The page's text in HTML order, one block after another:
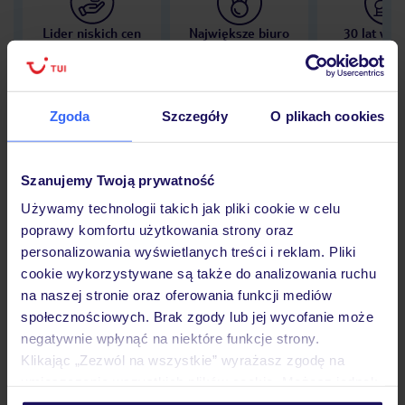
Zgoda Szczegóły O plikach cookies
Szanujemy Twoją prywatność
Używamy technologii takich jak pliki cookie w celu
poprawy komfortu użytkowania strony oraz
personalizowania wyświetlanych treści i reklam. Pliki
cookie wykorzystywane są także do analizowania ruchu
na naszej stronie oraz oferowania funkcji mediów
społecznościowych. Brak zgody lub jej wycofanie może
negatywnie wpłynąć na niektóre funkcje strony.
Klikając „Zezwól na wszystkie” wyrażasz zgodę na
Lider niskich cen
Największe biuro
30 lat w
Opinie
Pokoje
Wyżywienie